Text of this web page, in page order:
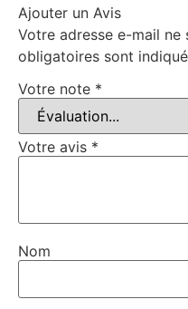
Ajouter un Avis
Votre adresse e-mail ne
obligatoires sont
Votre note *
Votre avis *
Nom